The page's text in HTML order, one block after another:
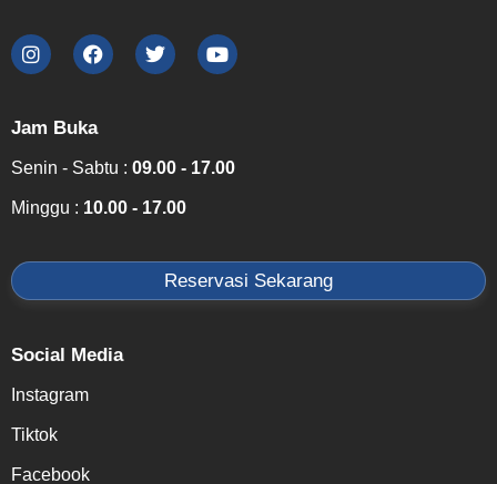
Jam Buka
Senin - Sabtu : 09.00 - 17.00
Minggu : 10.00 - 17.00
Reservasi Sekarang
Social Media
Instagram
Tiktok
Facebook